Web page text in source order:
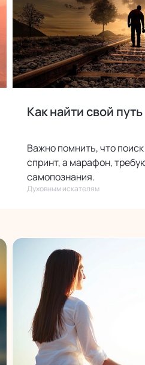
Как найти свой путь
Важно помнить, что
спринт, а марафон,
самопознания.
Духовным искателям